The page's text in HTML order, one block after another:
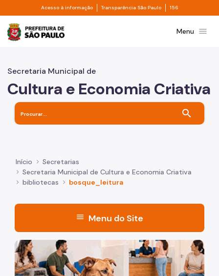
Pular para o Conteúdo principal
Acesso à informação Divisor de acesso à informação
Transparência São Paulo Divisor de
156
Prefeitura de São PauloMenu menu
Secretaria Municipal de
Cultura e Economia Criativa
search
Início
Secretarias
Secretaria Municipal de Cultura e Economia Criativa
bibliotecas
bosque_leitura
menu Menu do Site
Sistema Bibliotecas
Pesquisa Acervo SMB
Imagem de um cachorro caramelo e uma gata rajada,